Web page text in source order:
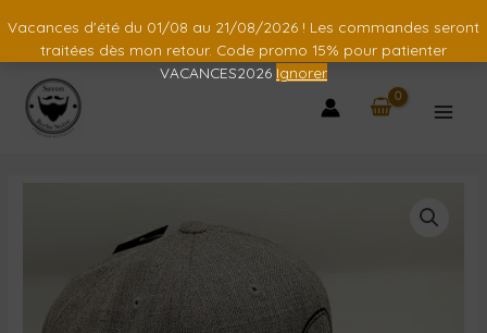
Vacances d'été du 01/08 au 21/08/2026 ! Les commandes seront
traitées dès mon retour. Code promo 15% pour patienter
VACANCES2026 Ignorer